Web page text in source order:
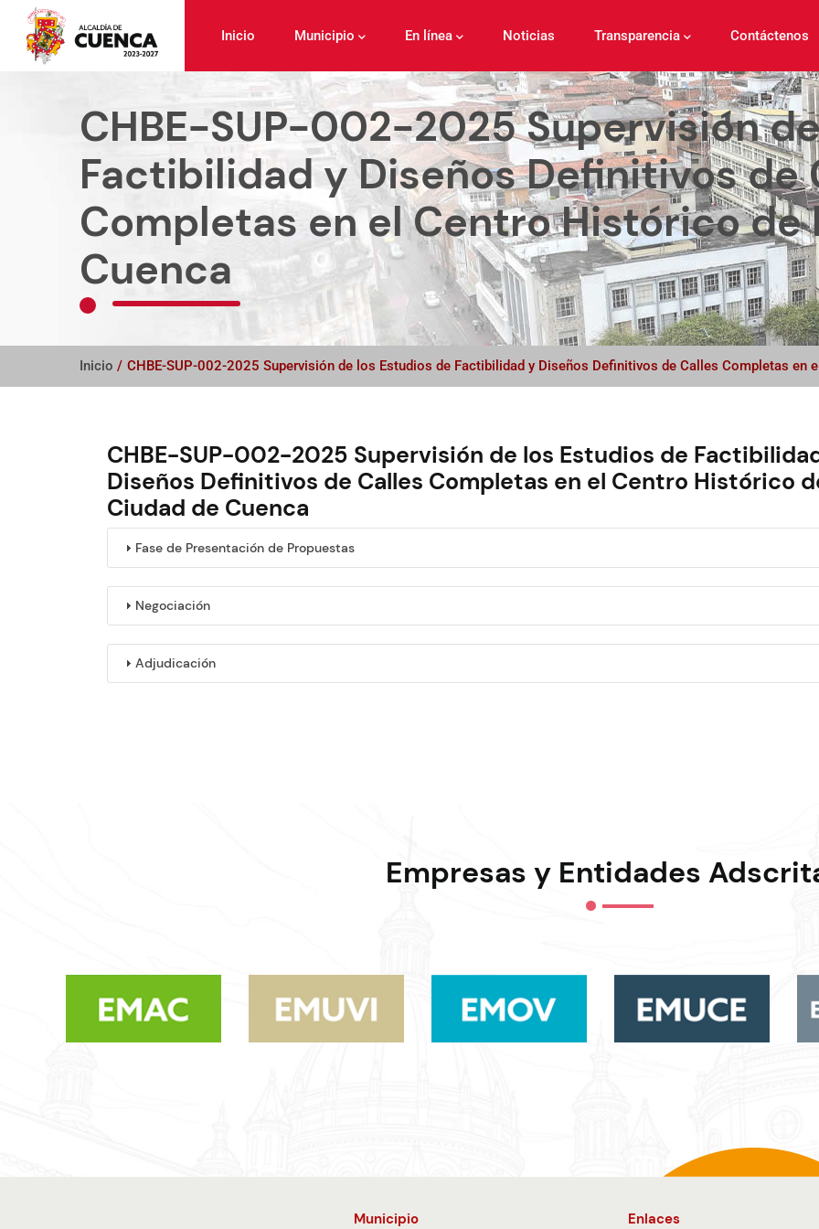
contenido
principal
Inicio Municipio En línea Noticias Transparencia Contáctenos
CHBE-SUP-002-2025 Supervisión
Factibilidad y Diseños Definitivos de
Completas en el Centro Histórico de
Cuenca
Inicio / CHBE-SUP-002-2025 Supervisión de los Estudios de Factibilidad y Diseños Definitivos de Calles Completas en
CHBE-SUP-002-2025 Supervisión de los Estudios de
Diseños Definitivos de Calles Completas en el Centro Histórico
Ciudad de Cuenca
Fase de Presentación de Propuestas
Negociación
Adjudicación
Empresas y Entidades
Municipio Enlaces